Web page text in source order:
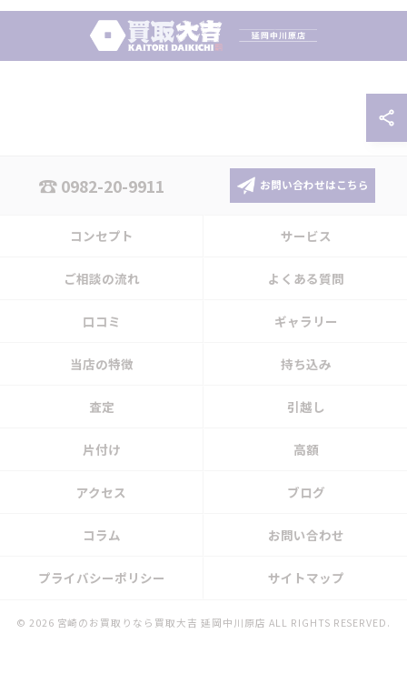
0982-20-9911 お問い合わせはこちら
コンセプト サービス
ご相談の流れ よくある質問
口コミ ギャラリー
当店の特徴 持ち込み
査定 引越し
片付け 高額
アクセス ブログ
コラム お問い合わせ
プライバシーポリシー サイトマップ
© 2026 宮崎のお買取りなら買取大吉 延岡中川原店 ALL RIGHTS RESERVED.